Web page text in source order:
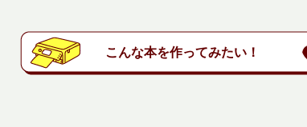
こんな本を作ってみたい！